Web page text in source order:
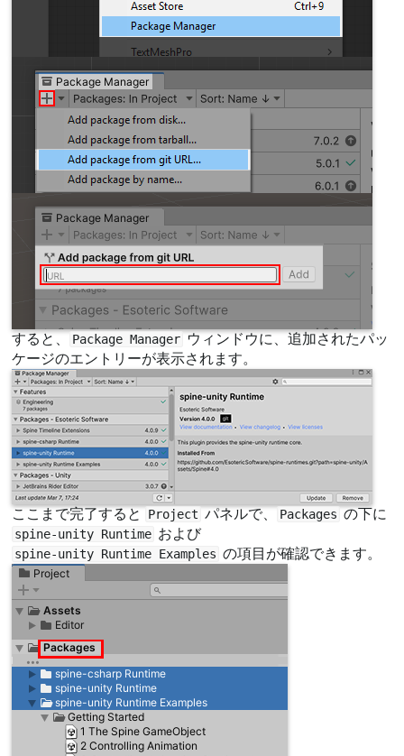
すると、 Package Manager ウィンドウに、追加されたパッ
ケージのエントリーが表示されます。
ここまで完了すると Project パネルで、 Packages の下に
spine-unity Runtime および
spine-unity Runtime Examples の項目が確認できます。